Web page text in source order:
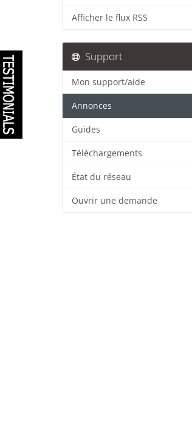
Afficher le flux RSS
Support
Mon support/aide
Annonces
Guides
Téléchargements
État du réseau
Ouvrir une demande